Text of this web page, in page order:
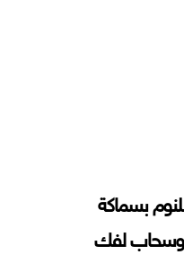
بسماكة
وسحاب لفك